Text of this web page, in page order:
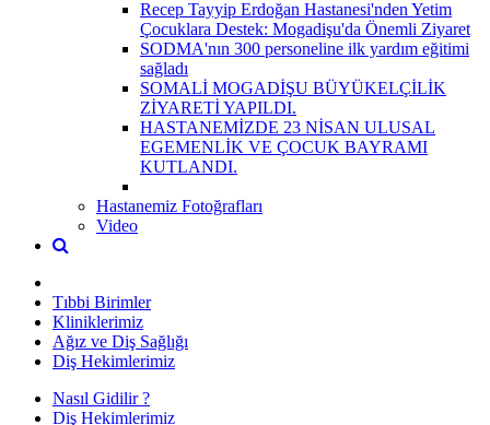
Recep Tayyip Erdoğan Hastanesi'nden Yetim
Çocuklara Destek: Mogadişu'da Önemli Ziyaret
SODMA'nın 300 personeline ilk yardım eğitimi
sağladı
SOMALİ MOGADİŞU BÜYÜKELÇİLİK
ZİYARETİ YAPILDI.
HASTANEMİZDE 23 NİSAN ULUSAL
EGEMENLİK VE ÇOCUK BAYRAMI
KUTLANDI.
Hastanemiz Fotoğrafları
Video
Tıbbi Birimler
Kliniklerimiz
Ağız ve Diş Sağlığı
Diş Hekimlerimiz
Nasıl Gidilir ?
Diş Hekimlerimiz